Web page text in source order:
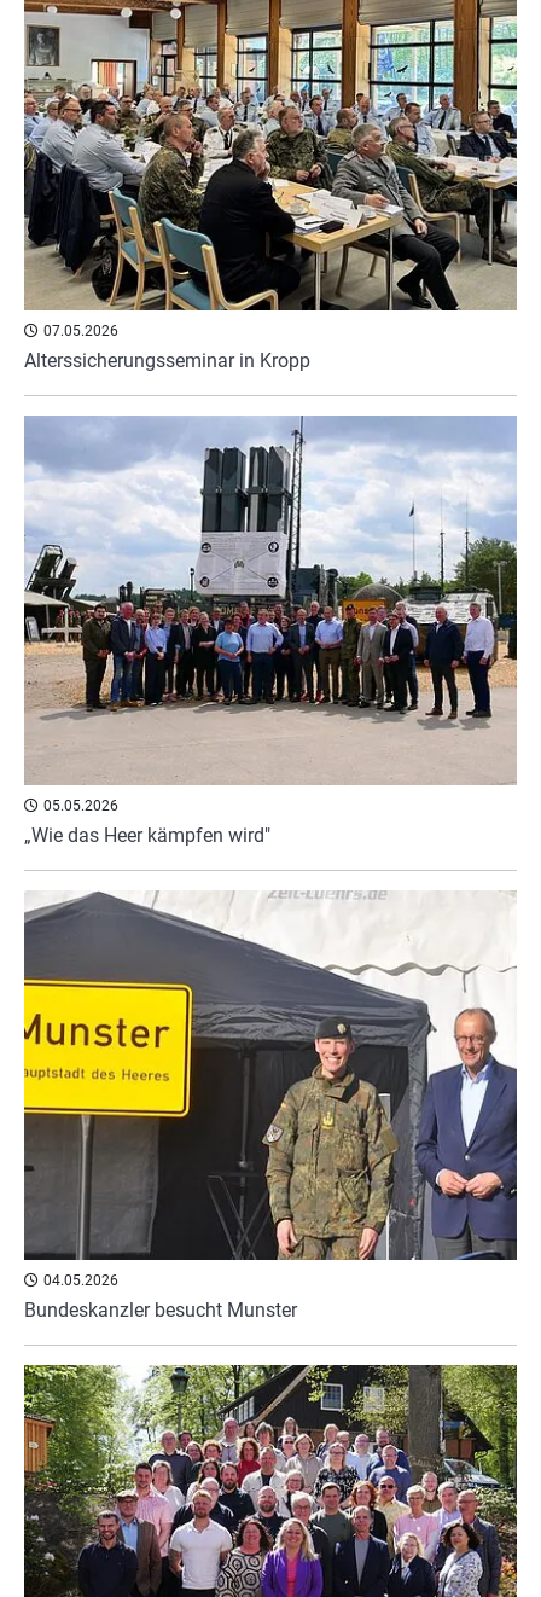
07.05.2026
Alterssicherungsseminar in Kropp
05.05.2026
„Wie das Heer kämpfen wird"
04.05.2026
Bundeskanzler besucht Munster